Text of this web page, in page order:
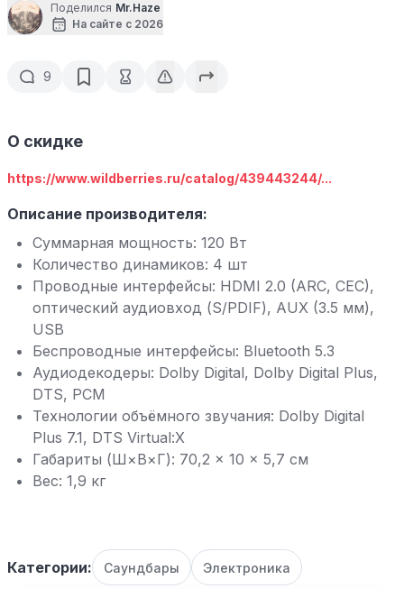
Поделился Mr.Haze
На сайте с 2026
9
О скидке
https://www.wildberries.ru/catalog/439443244/...
Описание производителя:
Суммарная мощность: 120 Вт
Количество динамиков: 4 шт
Проводные интерфейсы: HDMI 2.0 (ARC, CEC),
оптический аудиовход (S/PDIF), AUX (3.5 мм),
USB
Беспроводные интерфейсы: Bluetooth 5.3
Аудиодекодеры: Dolby Digital, Dolby Digital Plus,
DTS, PCM
Технологии объёмного звучания: Dolby Digital
Plus 7.1, DTS Virtual:X
Габариты (Ш×В×Г): 70,2 × 10 × 5,7 см
Вес: 1,9 кг
Категории: Саундбары Электроника